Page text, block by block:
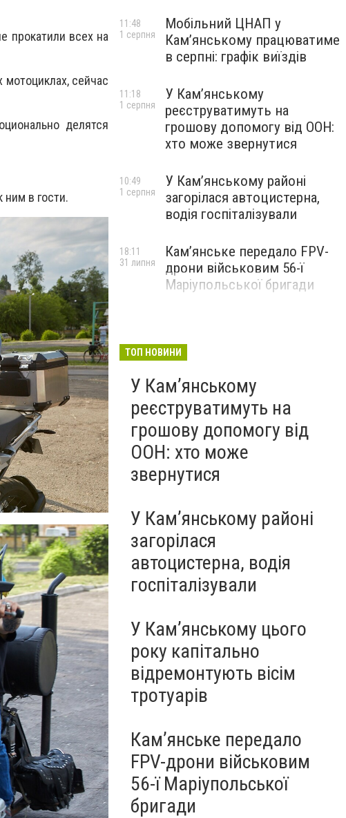
прокатили всех на
сейчас
делятся
в гости.
Мобільний ЦНАП у
Кам’янському працюватиме
в серпні: графік виїздів
11:48
1 серпня
У Кам’янському
реєструватимуть на
грошову допомогу від ООН:
хто може звернутися
11:18
1 серпня
У Кам’янському районі
загорілася автоцистерна,
водія госпіталізували
10:49
1 серпня
Кам’янське передало FPV-
дрони військовим 56-ї
Маріупольської бригади
18:11
31 липня
ТОП НОВИНИ
У Кам’янському
реєструватимуть на
грошову допомогу від
ООН: хто може
звернутися
У Кам’янському районі
загорілася
автоцистерна, водія
госпіталізували
У Кам’янському цього
року капітально
відремонтують вісім
тротуарів
Кам’янське передало
FPV-дрони військовим
56-ї Маріупольської
бригади